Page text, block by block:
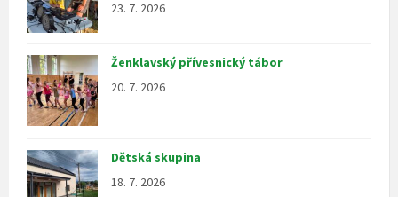
23. 7. 2026
Ženklavský přívesnický tábor
20. 7. 2026
Dětská skupina
18. 7. 2026